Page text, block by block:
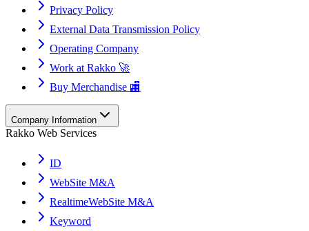
Privacy Policy
External Data Transmission Policy
Operating Company
Work at Rakko 🚀
Buy Merchandise 🏬
Company Information
Rakko Web Services
ID
WebSite M&A
RealtimeWebSite M&A
Keyword